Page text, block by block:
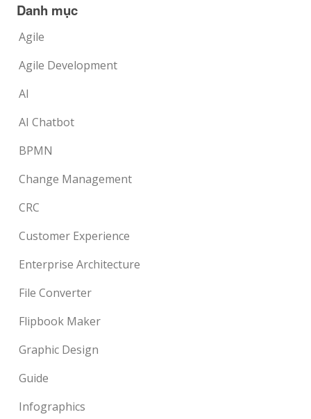
Danh mục
Agile
Agile Development
AI
AI Chatbot
BPMN
Change Management
CRC
Customer Experience
Enterprise Architecture
File Converter
Flipbook Maker
Graphic Design
Guide
Infographics